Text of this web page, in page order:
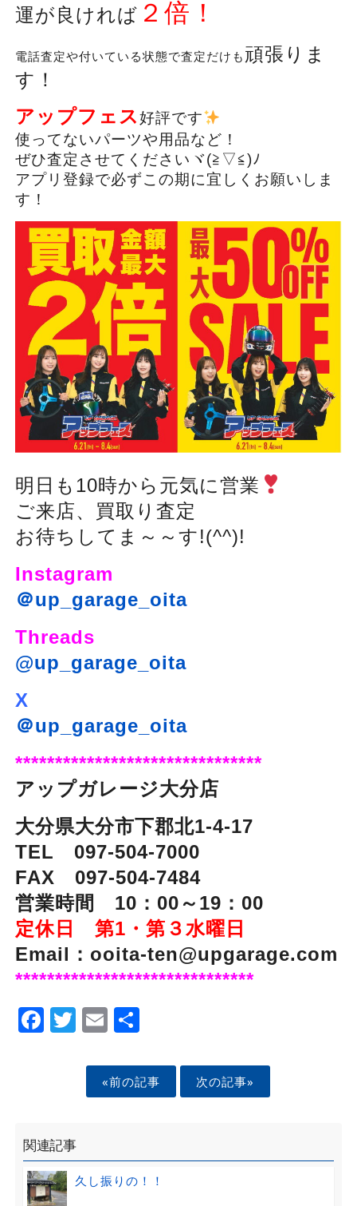
運が良ければ ２倍！
電話査定や付いている状態で査定だけも 頑張りま
す！
アップフェス好評です
使ってないパーツや用品など！
ぜひ査定させてくださいヾ(≧▽≦)ﾉ
アプリ登録で必ずこの期に宜しくお願いしま
す！
明日も10時から元気に営業
ご来店、買取り査定
お待ちしてま～～す!(^^)!
Instagram
＠up_garage_oita
Threads
@up_garage_oita
X
＠up_garage_oita
*******************************
アップガレージ大分店
大分県大分市下郡北1-4-17
TEL 097-504-7000
FAX 097-504-7484
営業時間 10：00～19：00
定休日 第1・第３水曜日
Email：ooita-ten@upgarage.com
******************************
Facebook
Twitter
EmailShare
«前の記事 次の記事»
関連記事
久し振りの！！